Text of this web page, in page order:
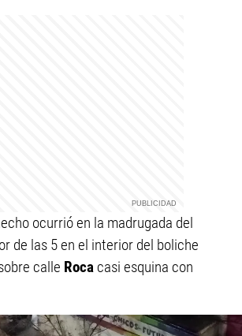
ocurrió en la madrugada del
de las 5 en el interior del boliche
calle Roca casi esquina con